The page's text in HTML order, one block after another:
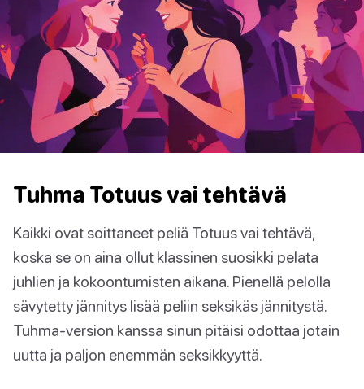
Tuhma Totuus vai tehtävä
Kaikki ovat soittaneet peliä Totuus vai tehtävä,
koska se on aina ollut klassinen suosikki pelata
juhlien ja kokoontumisten aikana. Pienellä pelolla
sävytetty jännitys lisää peliin seksikäs jännitystä.
Tuhma-version kanssa sinun pitäisi odottaa jotain
uutta ja paljon enemmän seksikkyyttä.